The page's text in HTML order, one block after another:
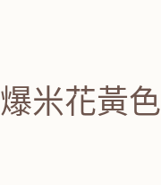
爆米花黃色